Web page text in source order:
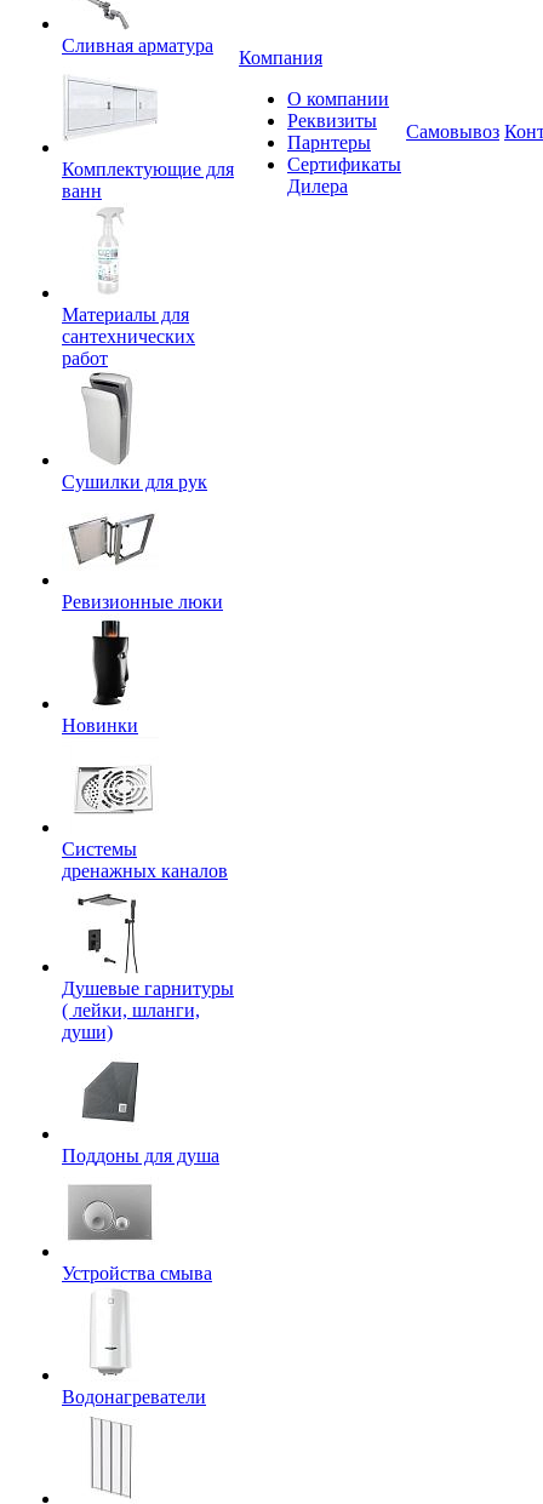
Сливная арматура
Комплектующие для
ванн
Материалы для
сантехнических
работ
Сушилки для рук
Ревизионные люки
Новинки
Системы
дренажных каналов
Душевые гарнитуры
( лейки, шланги,
души)
Поддоны для душа
Устройства смыва
Водонагреватели
Компания
О компании
Реквизиты
Парнтеры
Сертификаты
Дилера
Самовывоз